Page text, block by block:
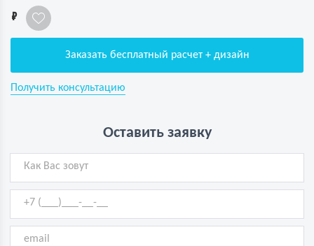
1
Заказать бесплатный расчет + дизайн
Получить консультацию
Оставить заявку